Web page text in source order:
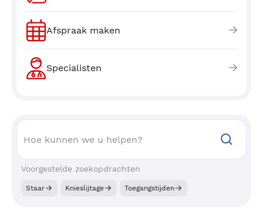
Afspraak maken
Specialisten
Voorgestelde zoekopdrachten
Staar Knieslijtage Toegangstijden